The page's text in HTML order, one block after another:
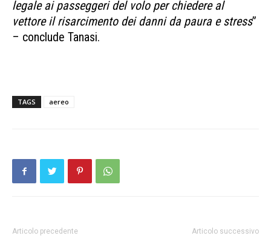
legale ai passeggeri del volo per chiedere al
vettore il risarcimento dei danni da paura e stress”
– conclude Tanasi.
TAGS aereo
Articolo precedente Articolo successivo